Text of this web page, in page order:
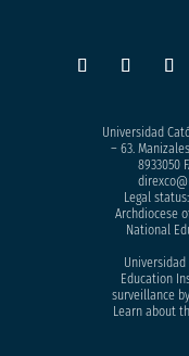
Universidad
– 63.
8933050
Legal
Archdiocese
National
Education
surveillance
Learn about